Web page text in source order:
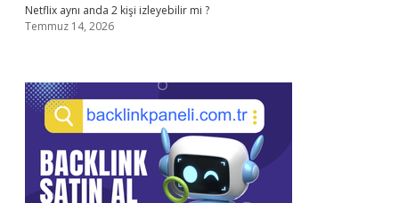
Netflix aynı anda 2 kişi izleyebilir mi ?
Temmuz 14, 2026